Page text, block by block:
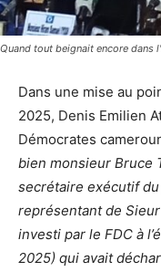
Quand tout beignait encore dans
Dans une mise au
2025, Denis Emilien
Démocrates
bien monsieur Bruce
secrétaire exécutif
représentant de
investi par le FDC à
2025) qui avait